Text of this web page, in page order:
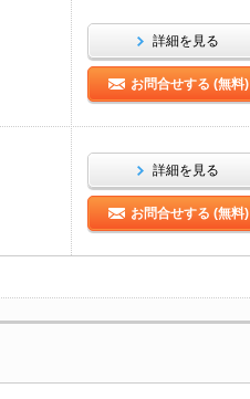
詳細を見る
お問合せする (無料)
詳細を見る
お問合せする (無料)